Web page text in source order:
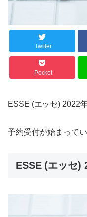
Twitter
Pocket
ESSE (エッセ) 2022
予約受付が始まって
ESSE (エッセ)